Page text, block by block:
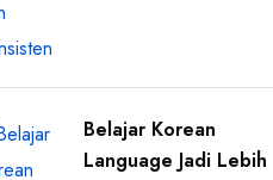
Belajar Korean
Language Jadi Lebih